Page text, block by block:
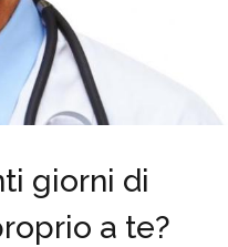
giorni di
a te?